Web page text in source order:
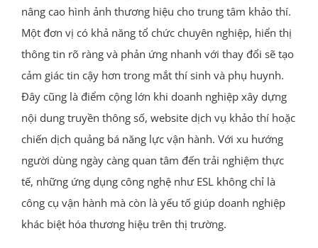
nâng cao hình ảnh thương hiệu cho trung tâm khảo thí.
Một đơn vị có khả năng tổ chức chuyên nghiệp, hiển thị
thông tin rõ ràng và phản ứng nhanh với thay đổi sẽ tạo
cảm giác tin cậy hơn trong mắt thí sinh và phụ huynh.
Đây cũng là điểm cộng lớn khi doanh nghiệp xây dựng
nội dung truyền thông số, website dịch vụ khảo thí hoặc
chiến dịch quảng bá năng lực vận hành. Với xu hướng
người dùng ngày càng quan tâm đến trải nghiệm thực
tế, những ứng dụng công nghệ như ESL không chỉ là
công cụ vận hành mà còn là yếu tố giúp doanh nghiệp
khác biệt hóa thương hiệu trên thị trường.